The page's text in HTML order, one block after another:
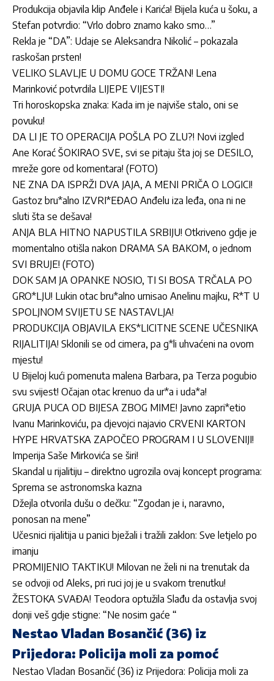
Produkcija objavila klip Anđele i Karića! Bijela kuća u šoku, a
Stefan potvrdio: “Vrlo dobro znamo kako smo…”
Rekla je “DA”: Udaje se Aleksandra Nikolić – pokazala
raskošan prsten!
VELIKO SLAVLJE U DOMU GOCE TRŽAN! Lena
Marinković potvrdila LIJEPE VIJESTI!
Tri horoskopska znaka: Kada im je najviše stalo, oni se
povuku!
DA LI JE TO OPERACIJA POŠLA PO ZLU?! Novi izgled
Ane Korać ŠOKIRAO SVE, svi se pitaju šta joj se DESILO,
mreže gore od komentara! (FOTO)
NE ZNA DA ISPRŽI DVA JAJA, A MENI PRIČA O LOGICI!
Gastoz bru*alno IZVRI*EĐAO Anđelu iza leđa, ona ni ne
sluti šta se dešava!
ANJA BLA HITNO NAPUSTILA SRBIJU! Otkriveno gdje je
momentalno otišla nakon DRAMA SA BAKOM, o jednom
SVI BRUJE! (FOTO)
DOK SAM JA OPANKE NOSIO, TI SI BOSA TRČALA PO
GRO*LJU! Lukin otac bru*alno urnisao Anelinu majku, R*T U
SPOLJNOM SVIJETU SE NASTAVLJA!
PRODUKCIJA OBJAVILA EKS*LICITNE SCENE UČESNIKA
RIJALITIJA! Sklonili se od cimera, pa g*li uhvaćeni na ovom
mjestu!
U Bijeloj kući pomenuta malena Barbara, pa Terza pogubio
svu svijest! Očajan otac krenuo da ur*a i uda*a!
GRUJA PUCA OD BIJESA ZBOG MIME! Javno zapri*etio
Ivanu Marinkoviću, pa djevojci najavio CRVENI KARTON
HYPE HRVATSKA ZAPOČEO PROGRAM I U SLOVENIJI!
Imperija Saše Mirkovića se širi!
Skandal u rijalitiju – direktno ugrozila ovaj koncept programa:
Sprema se astronomska kazna
Džejla otvorila dušu o dečku: “Zgodan je i, naravno,
ponosan na mene”
Učesnici rijalitija u panici bježali i tražili zaklon: Sve letjelo po
imanju
PROMIJENIO TAKTIKU! Milovan ne želi ni na trenutak da
se odvoji od Aleks, pri ruci joj je u svakom trenutku!
ŽESTOKA SVAĐA! Teodora optužila Slađu da ostavlja svoj
donji veš gdje stigne: “Ne nosim gaće “
Nestao Vladan Bosančić (36) iz
Prijedora: Policija moli za pomoć
Nestao Vladan Bosančić (36) iz Prijedora: Policija moli za